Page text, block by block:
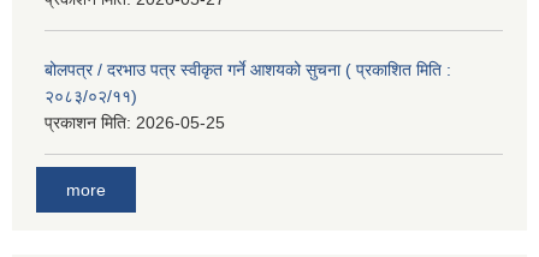
बोलपत्र / दरभाउ पत्र स्वीकृत गर्ने आशयको सुचना ( प्रकाशित मिति :
२०८३/०२/११)
प्रकाशन मिति: 2026-05-25
more